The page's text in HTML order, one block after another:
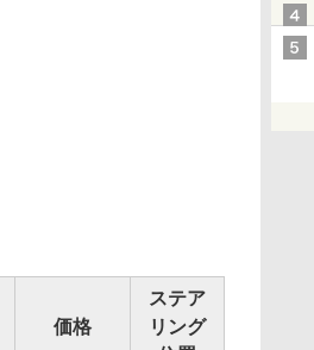
価格
ステア
リング